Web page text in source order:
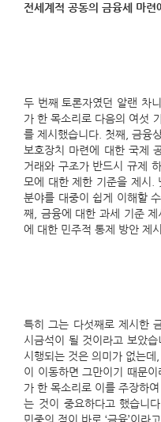
전세계적 공동의 금융세 마련
두 번째 토론자였던 알랜 차
가 한 목소리로 다음의 여섯
를 제시했습니다. 첫째, 금융
보호장치 마련에 대한 국제
거래와 구조가 반드시 규제
모에 대한 제한 기준을 제시.
분야를 대중이 쉽게 이해할
째, 금융에 대한 과세 기준
에 대한 민주적 통제 방안 제시.
특히 그는 다섯째로 제시한
시금석이 될 것이라고 보았
시행되는 것은 의미가 없는
이 이동하면 그만이기 때문
가 한 목소리로 이를 주장하
는 것이 중요하다고 했습니
민중의 적이 바로 ‘금융’이라